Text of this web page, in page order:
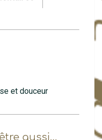
et douceur
aussi…